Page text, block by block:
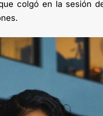
colgó en la sesión